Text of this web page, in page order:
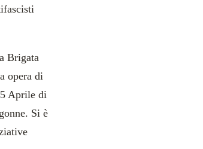
Brigata
opera di
Aprile di
Si è